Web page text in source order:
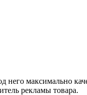
максимально
рекламы товара.